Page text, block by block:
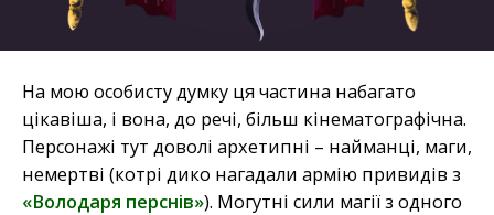
На мою особисту думку ця частина набагато
цікавіша, і вона, до речі, більш кінематографічна.
Персонажі тут доволі архетипні – найманці, маги,
немертві (котрі дико нагадали армію привидів з
«Володаря перснів»). Могутні сили магії з одного